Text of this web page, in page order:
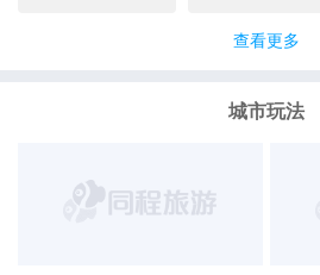
查看更多
城市玩法